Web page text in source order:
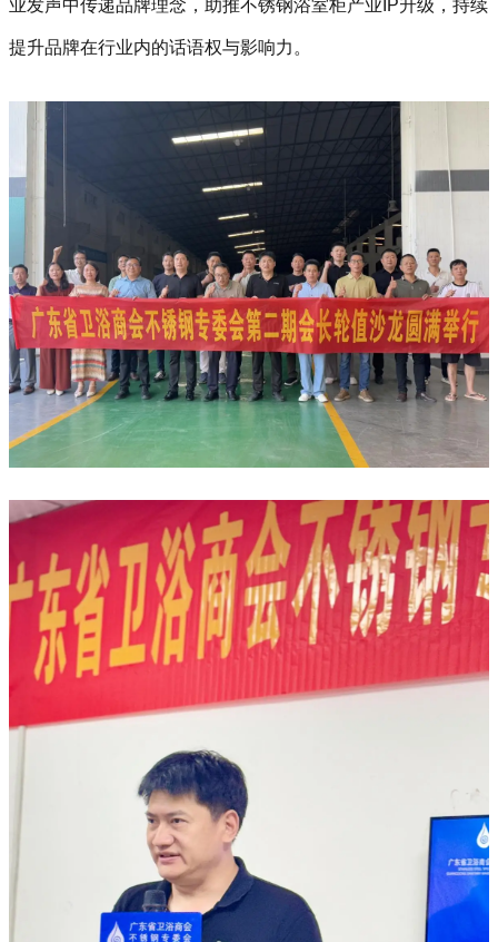
业发声中传递品牌理念，助推不锈钢浴室柜产业IP升级，持续
提升品牌在行业内的话语权与影响力。